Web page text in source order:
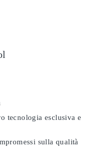
tecnologia esclusiva e
sulla qualità